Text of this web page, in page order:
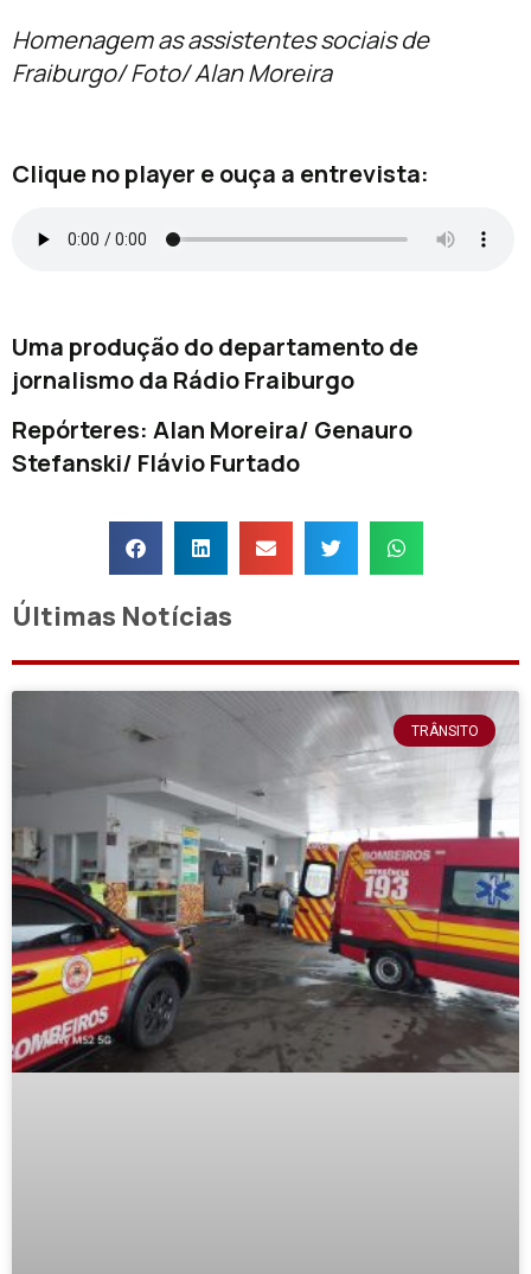
Homenagem as assistentes sociais de
Fraiburgo/ Foto/ Alan Moreira
Clique no player e ouça a entrevista:
Uma produção do departamento de
jornalismo da Rádio Fraiburgo
Repórteres: Alan Moreira/ Genauro
Stefanski/ Flávio Furtado
Últimas Notícias
TRÂNSITO